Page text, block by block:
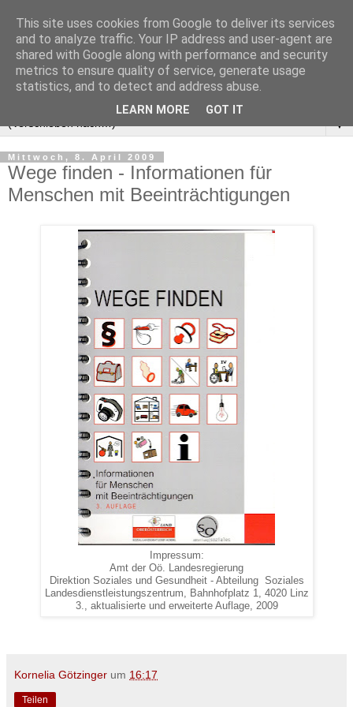
▼
Mittwoch, 8. April 2009
Wege finden - Informationen für
Menschen mit Beeinträchtigungen
Impressum:
Amt der Oö. Landesregierung
Direktion Soziales und Gesundheit - Abteilung Soziales
Landesdienstleistungszentrum, Bahnhofplatz 1, 4020 Linz
3., aktualisierte und erweiterte Auflage, 2009
Kornelia Götzinger um 16:17
Teilen
This site uses cookies from Google to deliver its services
and to analyze traffic. Your IP address and user-agent are
shared with Google along with performance and security
metrics to ensure quality of service, generate usage
statistics, and to detect and address abuse.
LEARN MORE GOT IT